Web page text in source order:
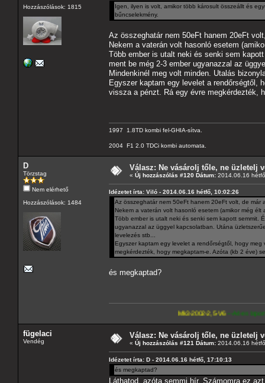
Hozzászólások: 1815
Igen, ilyen is volt, amikor több károsult összeállt és
bűncselekmény.
Az összeghatár nem 50eFt hanem 20eFt
Nekem a vaterán volt hasonló esetem
Több ember is utalt neki és senki sem
ment be még 2-3 ember ugyanazzal az
Mindenkinél meg volt minden. Utalás
Egyszer kaptam egy levelet a rendőrségtől,
vissza a pénzt. Rá egy évre megkérdezték,
1997 1.8TD kombi fel-GHIA-sítva.
2004 F1 2.0 TDCi kombi automata.
D
Törzstag
Nem elérhető
Hozzászólások: 1484
Válasz: Ne vásárolj tőle, ne üzletelj
« Új hozzászólás #120 Dátum: 2014.06.16
Idézetet írta: Viló - 2014.06.16 hétfő, 10:02:26
Az összeghatár nem 50eFt hanem 20eFt volt, de már
Nekem a vaterán volt hasonló esetem (amikor még
Több ember is utalt neki és senki sem kapott semmit.
ugyanazzal az üggyel kapcsolatban. Utána
levelezés stb...
Egyszer kaptam egy levelet a rendőrségtől, hogy
megkérdezték, hogy megkaptam-e. Azóta (kb 2 éve)
és megkaptad?
Mk3-2002-2,5-V6---A4-es lapomat, hasonló
fügelaci
Vendég
Válasz: Ne vásárolj tőle, ne üzletelj
« Új hozzászólás #121 Dátum: 2014.06.16
Idézetet írta: D - 2014.06.16 hétfő, 17:10:13
és megkaptad?
Láthatod, azóta semmi hír. Számomra ez